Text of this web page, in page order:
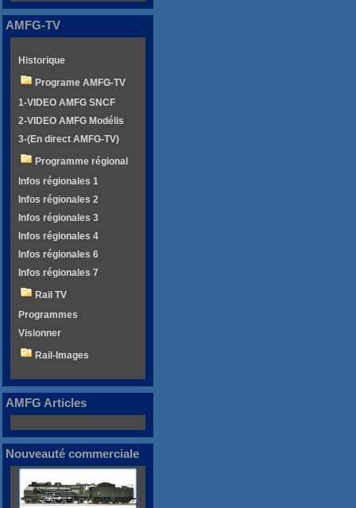
AMFG-TV
Historique
Programe AMFG-TV
1-VIDEO AMFG SNCF
2-VIDEO AMFG Modélis
3-(En direct AMFG-TV)
Programme régional
Infos régionales 1
Infos régionales 2
Infos régionales 3
Infos régionales 4
Infos régionales 6
Infos régionales 7
Rail TV
Programmes
Visionner
Rail-Images
AMFG Articles
Nouveauté commerciale